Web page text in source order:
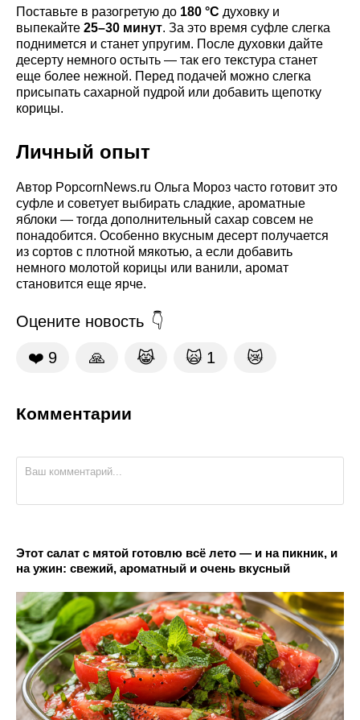
Поставьте в разогретую до 180 °C духовку и
выпекайте 25–30 минут. За это время суфле слегка
поднимется и станет упругим. После духовки дайте
десерту немного остыть — так его текстура станет
еще более нежной. Перед подачей можно слегка
присыпать сахарной пудрой или добавить щепотку
корицы.
Личный опыт
Автор PopcornNews.ru Ольга Мороз часто готовит это
суфле и советует выбирать сладкие, ароматные
яблоки — тогда дополнительный сахар совсем не
понадобится. Особенно вкусным десерт получается
из сортов с плотной мякотью, а если добавить
немного молотой корицы или ванили, аромат
становится еще ярче.
Оцените новость
❤️ 9 🙏 😹 🙀 1 😿
Комментарии
Этот салат с мятой готовлю всё лето — и на пикник, и
на ужин: свежий, ароматный и очень вкусный